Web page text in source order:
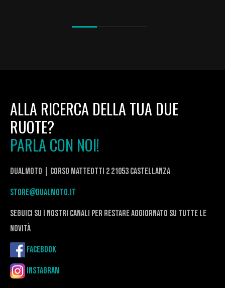
ALLA RICERCA DELLA TUA DUE
RUOTE?
PARLA CON NOI!
DualMoto | corso Matteotti 2 21053 Castellanza
store@dualmoto.it
seguici su i nostri canali per restare aggiornato su tutte le
novità
Facebook
Instagram